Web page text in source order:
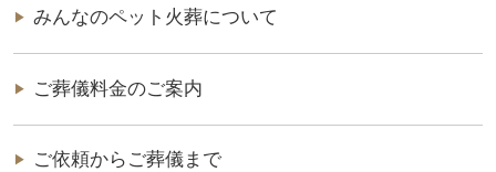
みんなのペット火葬について
ご葬儀料金のご案内
ご依頼からご葬儀まで